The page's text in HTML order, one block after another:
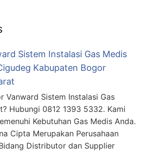
Sistem Instalasi Gas Medis
Kabupaten Bogor
Vanward Sistem Instalasi Gas
Hubungi 0812 1393 5332. Kami
Kebutuhan Gas Medis Anda.
Cipta Merupakan Perusahaan
Distributor dan Supplier